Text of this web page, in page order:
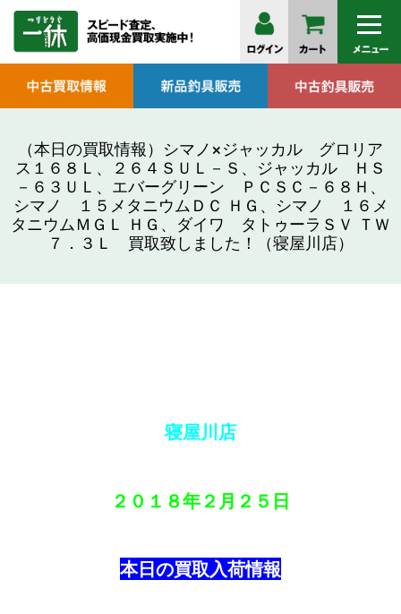
（本日の買取情報）シマノ×ジャッカル グロリア
ス１６８Ｌ、２６４ＳＵＬ－Ｓ、ジャッカル ＨＳ
－６３ＵＬ、エバーグリーン ＰＣＳＣ－６８Ｈ、
シマノ １５メタニウムＤＣ ＨＧ、シマノ １６メ
タニウムＭＧＬ ＨＧ、ダイワ タトゥーラＳＶ ＴＷ
７．３Ｌ 買取致しました！（寝屋川店）
寝屋川店
２０１８年 ２月２５日
本日の買取入荷情報